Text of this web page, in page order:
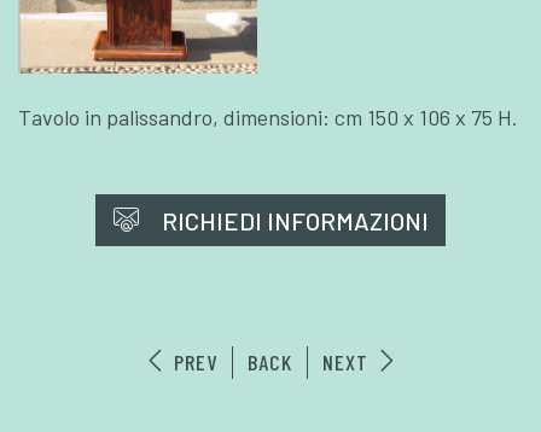
Tavolo in palissandro, dimensioni: cm 150 x 106 x 75 H.
RICHIEDI INFORMAZIONI
PREV BACK NEXT